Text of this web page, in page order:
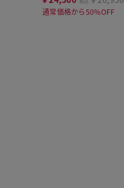
通常価格から50%OFF